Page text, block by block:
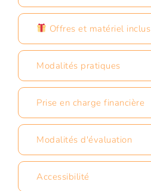
Offres et matériel inclus
Modalités pratiques
Prise en charge financière
Modalités d'évaluation
Accessibilité